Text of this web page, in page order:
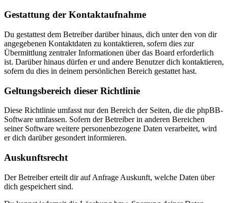
Gestattung der Kontaktaufnahme
Du gestattest dem Betreiber darüber hinaus, dich unter den von dir
angegebenen Kontaktdaten zu kontaktieren, sofern dies zur
Übermittlung zentraler Informationen über das Board erforderlich
ist. Darüber hinaus dürfen er und andere Benutzer dich kontaktieren,
sofern du dies in deinem persönlichen Bereich gestattet hast.
Geltungsbereich dieser Richtlinie
Diese Richtlinie umfasst nur den Bereich der Seiten, die die phpBB-
Software umfassen. Sofern der Betreiber in anderen Bereichen
seiner Software weitere personenbezogene Daten verarbeitet, wird
er dich darüber gesondert informieren.
Auskunftsrecht
Der Betreiber erteilt dir auf Anfrage Auskunft, welche Daten über
dich gespeichert sind.